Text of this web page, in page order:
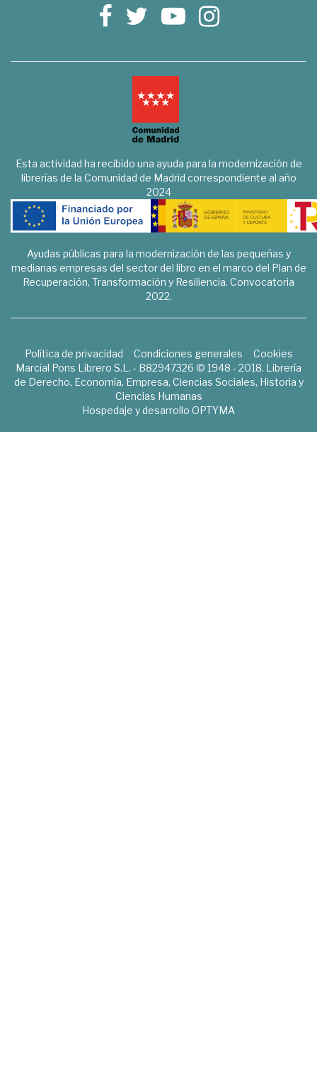
Esta actividad ha recibido una ayuda para la modernización de
librerías de la Comunidad de Madrid correspondiente al año
2024
Ayudas públicas para la modernización de las pequeñas y
medianas empresas del sector del libro en el marco del Plan de
Recuperación, Transformación y Resiliencia. Convocatoria
2022.
Política de privacidad Condiciones generales
Cookies
Marcial Pons Librero S.L. - B82947326 © 1948 - 2018. Librería
de Derecho, Economía, Empresa, Ciencias Sociales, Historia y
Ciencias Humanas
Hospedaje y desarrollo OPTYMA